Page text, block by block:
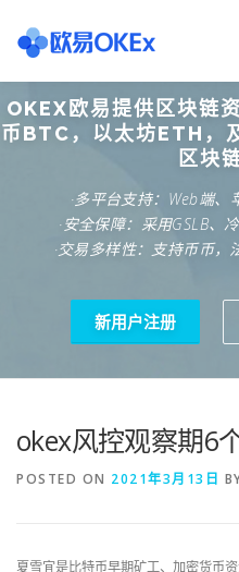
content
欧意交易所 关于欧意OKX
欧意注册网址 欧意交易
OKEX欧易提供区块链
币BTC，以太坊ETH，
区块
·多平台支持：Web端、
·安全保障：采用GSLB、
·交易多样性：支持币币
新用户注册
okex风控观察期6
POSTED ON 2021年3月13日
夏雪宜是比特币早期矿工、加密货币